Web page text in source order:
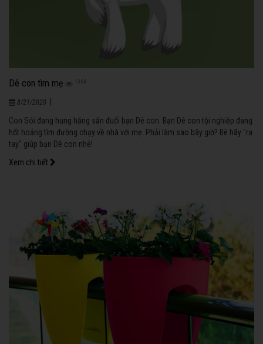
Dê con tìm mẹ 1364
8/21/2020
Con Sói đang hung hăng săn đuổi bạn Dê con. Bạn Dê con tội nghiệp đang
hốt hoảng tìm đường chạy về nhà với mẹ. Phải làm sao bây giờ? Bé hãy "ra
tay" giúp bạn Dê con nhé!
Xem chi tiết